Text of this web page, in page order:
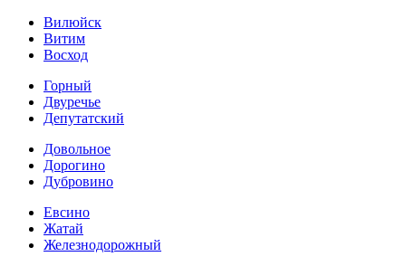
Вилюйск
Витим
Восход
Горный
Двуречье
Депутатский
Довольное
Дорогино
Дубровино
Евсино
Жатай
Железнодорожный